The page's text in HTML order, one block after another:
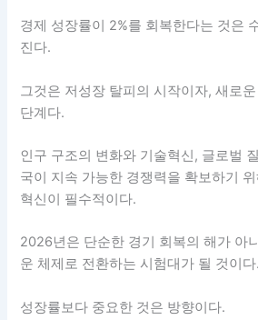
경제 성장률이 2%를 회복한다는 것은
진다.
그것은 저성장 탈피의 시작이자, 새로
단계다.
인구 구조의 변화와 기술혁신, 글로벌
국이 지속 가능한 경쟁력을 확보하기
혁신이 필수적이다.
2026년은 단순한 경기 회복의 해가 아
운 체제로 전환하는 시험대가 될 것이다.
성장률보다 중요한 것은 방향이다.